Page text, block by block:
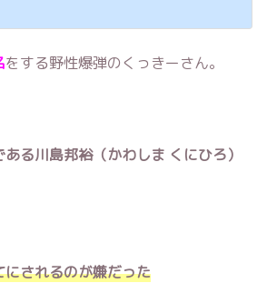
をする野性爆弾のくっきーさん。
る川島邦裕（かわしま くにひろ）
されるのが嫌だった